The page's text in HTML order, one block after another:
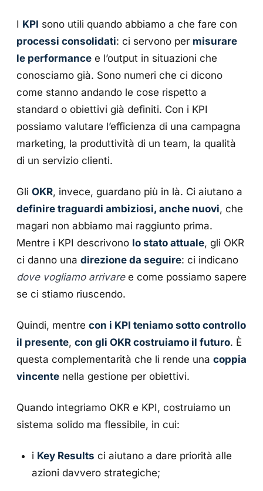
I KPI sono utili quando abbiamo a che fare con
processi consolidati: ci servono per misurare
le performance e l’output in situazioni che
conosciamo già. Sono numeri che ci dicono
come stanno andando le cose rispetto a
standard o obiettivi già definiti. Con i KPI
possiamo valutare l’efficienza di una campagna
marketing, la produttività di un team, la qualità
di un servizio clienti.
Gli OKR, invece, guardano più in là. Ci aiutano a
definire traguardi ambiziosi, anche nuovi, che
magari non abbiamo mai raggiunto prima.
Mentre i KPI descrivono lo stato attuale, gli OKR
ci danno una direzione da seguire: ci indicano
dove vogliamo arrivaree come possiamo sapere
se ci stiamo riuscendo.
Quindi, mentre con i KPI teniamo sotto controllo
il presente, con gli OKR costruiamo il futuro. È
questa complementarità che li rende una coppia
vincente nella gestione per obiettivi.
Quando integriamo OKR e KPI, costruiamo un
sistema solido ma flessibile, in cui:
i Key Results ci aiutano a dare priorità alle
azioni davvero strategiche;